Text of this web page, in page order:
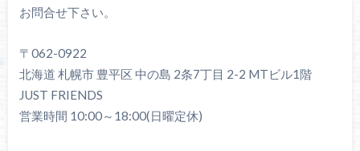
お問合せ下さい。
〒062-0922
北海道 札幌市 豊平区 中の島 2条7丁目 2-2 MTビル1階
JUST FRIENDS
営業時間 10:00～18:00(日曜定休)